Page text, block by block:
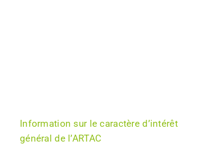
Information sur le caractère d’intérêt
général de l’ARTAC